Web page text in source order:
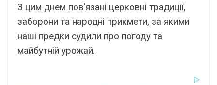
З цим днем пов’язані церковні традиції,
заборони та народні прикмети, за якими
наші предки судили про погоду та
майбутній урожай.